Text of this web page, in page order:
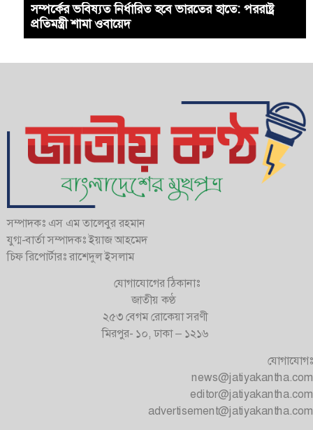
সম্পর্কের ভবিষ্যত নির্ধারিত হবে ভারতের হাতে: পররাষ্ট্র
প্রতিমন্ত্রী শামা ওবায়েদ
সম্পাদকঃ এস এম তালেবুর রহমান
যুগ্ম-বার্তা সম্পাদকঃ ইয়াজ আহমেদ
চিফ রিপোর্টারঃ রাশেদুল ইসলাম
যোগাযোগের ঠিকানাঃ
জাতীয় কণ্ঠ
২৫৩ বেগম রোকেয়া সরণী
মিরপুর- ১০, ঢাকা – ১২১৬
যোগাযোগঃ
news@jatiyakantha.com
editor@jatiyakantha.com
advertisement@jatiyakantha.com